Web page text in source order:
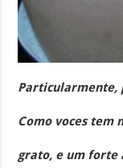
Particularmente,
Como voces tem
grato, e um forte